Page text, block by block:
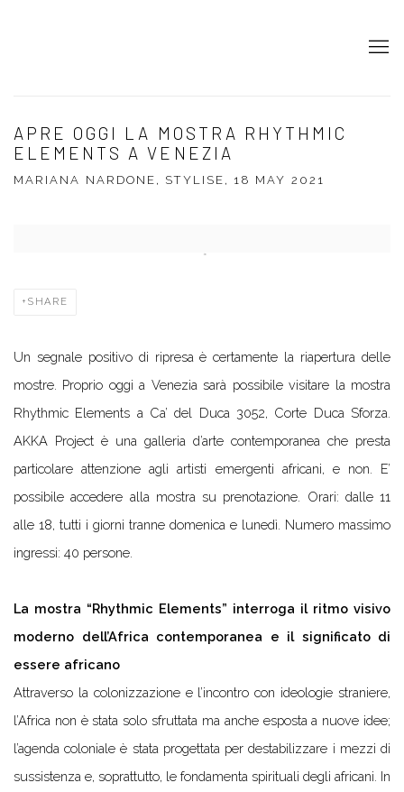
APRE OGGI LA MOSTRA RHYTHMIC
ELEMENTS A VENEZIA
MARIANA NARDONE, STYLISE, 18 MAY 2021
SHARE
Un segnale positivo di ripresa è certamente la riapertura delle
mostre. Proprio oggi a Venezia sarà possibile visitare la mostra
Rhythmic Elements a Ca’ del Duca 3052, Corte Duca Sforza.
AKKA Project è una galleria d’arte contemporanea che presta
particolare attenzione agli artisti emergenti africani, e non. E’
possibile accedere alla mostra su prenotazione. Orari: dalle 11
alle 18, tutti i giorni tranne domenica e lunedì. Numero massimo
ingressi: 40 persone.
La mostra “Rhythmic Elements” interroga il ritmo visivo
moderno dell’Africa contemporanea e il significato di
essere africano
Attraverso la colonizzazione e l’incontro con ideologie straniere,
l’Africa non è stata solo sfruttata ma anche esposta a nuove idee;
l’agenda coloniale è stata progettata per destabilizzare i mezzi di
sussistenza e, soprattutto, le fondamenta spirituali degli africani. In